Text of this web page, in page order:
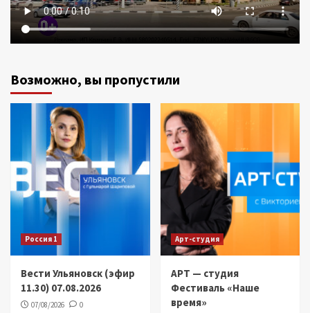
Возможно, вы пропустили
Россия 1
Вести Ульяновск (эфир
11.30) 07.08.2026
07/08/2026 0
Арт-студия
АРТ — студия
Фестиваль «Наше
время»